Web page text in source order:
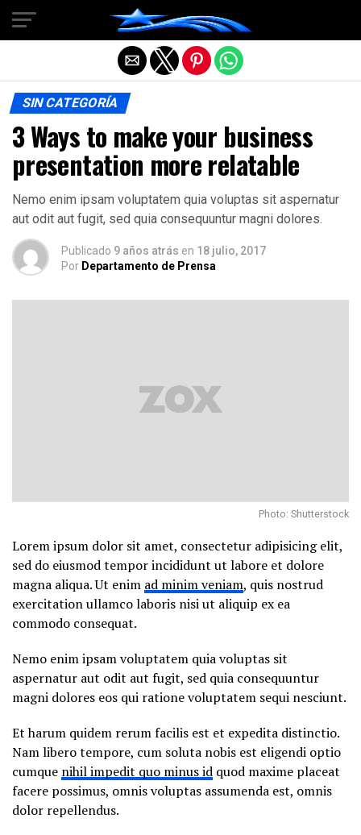
SIN CATEGORÍA
3 Ways to make your business
presentation more relatable
Nemo enim ipsam voluptatem quia voluptas sit aspernatur
aut odit aut fugit, sed quia consequuntur magni dolores.
Publicado 9 años atrás en 18 julio, 2017
Por Departamento de Prensa
Photo: Shutterstock
Lorem ipsum dolor sit amet, consectetur adipisicing elit,
sed do eiusmod tempor incididunt ut labore et dolore
magna aliqua. Ut enim ad minim veniam, quis nostrud
exercitation ullamco laboris nisi ut aliquip ex ea
commodo consequat.
Nemo enim ipsam voluptatem quia voluptas sit
aspernatur aut odit aut fugit, sed quia consequuntur
magni dolores eos qui ratione voluptatem sequi nesciunt.
Et harum quidem rerum facilis est et expedita distinctio.
Nam libero tempore, cum soluta nobis est eligendi optio
cumque nihil impedit quo minus id quod maxime placeat
facere possimus, omnis voluptas assumenda est, omnis
dolor repellendus.
Salir de la versión móvil